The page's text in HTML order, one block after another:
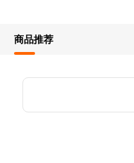
商品推荐